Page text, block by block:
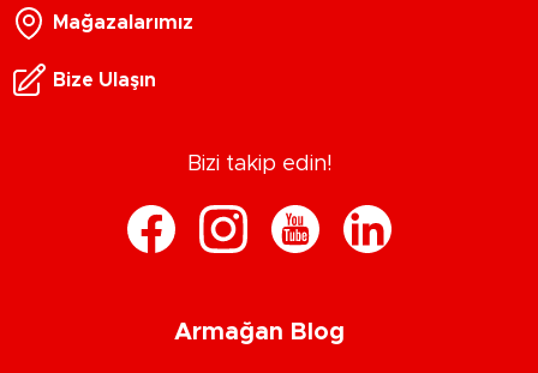
Mağazalarımız
Bize Ulaşın
Bizi takip edin!
Armağan Blog